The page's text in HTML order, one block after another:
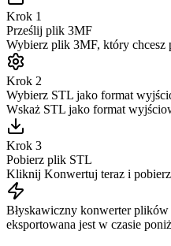
Krok 1
Prześlij plik 3MF
Wybierz plik 3MF, który chcesz
Krok 2
Wybierz STL jako format
Wskaż STL jako format
Krok 3
Pobierz plik STL
Kliknij Konwertuj teraz i
Błyskawiczny konwerter
eksportowana jest w czasie